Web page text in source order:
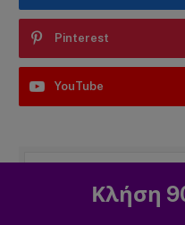
Pinterest
YouTube
Κλήση